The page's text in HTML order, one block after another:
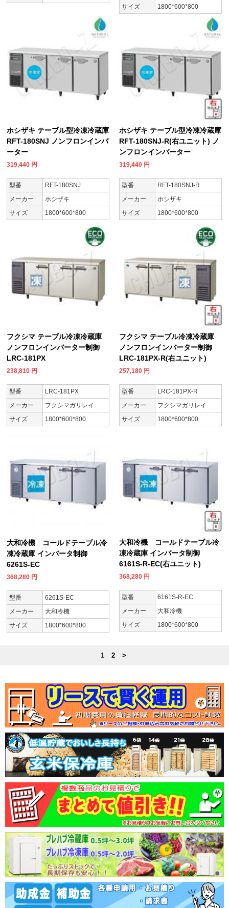
サイズ 1800*600*800
ホシザキ テーブル型冷凍冷蔵庫
RFT-180SNJ ノンフロンインバ
ーター
319,440 円
型番
RFT-180SNJ
メーカー
ホシザキ
サイズ
1800*600*800
ホシザキ テーブル型冷凍冷蔵庫
RFT-180SNJ-R(右ユニット) ノ
ンフロンインバーター
319,440 円
型番
RFT-180SNJ-R
メーカー
ホシザキ
サイズ
1800*600*800
フクシマ テーブル冷凍冷蔵庫
ノンフロンインバーター制御
LRC-181PX
238,810 円
型番
LRC-181PX
メーカー
フクシマガリレイ
サイズ
1800*600*800
フクシマ テーブル冷凍冷蔵庫
ノンフロンインバーター制御
LRC-181PX-R(右ユニット)
257,180 円
型番
LRC-181PX-R
メーカー
フクシマガリレイ
サイズ
1800*600*800
大和冷機 コールドテーブル冷
凍冷蔵庫 インバータ制御
6261S-EC
368,280 円
型番
6261S-EC
メーカー
大和冷機
サイズ
1800*600*800
大和冷機 コールドテーブル冷
凍冷蔵庫 インバータ制御
6161S-R-EC(右ユニット)
368,280 円
型番
6161S-R-EC
メーカー
大和冷機
サイズ
1800*600*800
1 2 >